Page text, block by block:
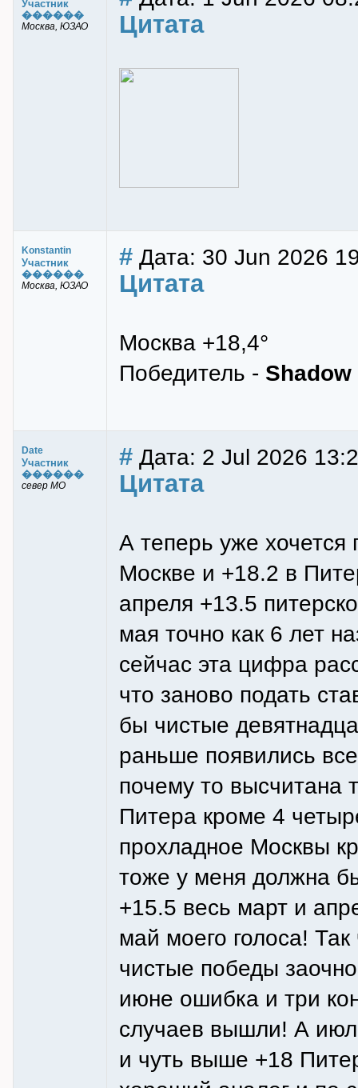
Участник
������
Москва, ЮЗАО Цитата
Konstantin
Участник
������
Москва, ЮЗАО
# Дата: 30 Jun 2026
Цитата
Москва +18,4°
Победитель - Shadow
Date
Участник
������
север МО
# Дата: 2 Jul 2026
Цитата
А теперь уже хочется
Москве и +18.2 в
апреля +13.5
мая точно как 6 лет
сейчас эта цифра
что заново подать
бы чистые
раньше появились
почему то высчитана
Питера кроме 4
прохладное Москвы
тоже у меня должна
+15.5 весь март и
май моего голоса!
чистые победы
июне ошибка и три
случаев вышли! А
и чуть выше +18